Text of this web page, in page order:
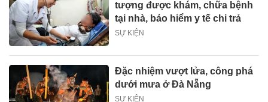
tượng được khám, chữa bệnh
tại nhà, bảo hiểm y tế chi trả
SỰ KIỆN
Đặc nhiệm vượt lửa, công phá
dưới mưa ở Đà Nẵng
SỰ KIỆN